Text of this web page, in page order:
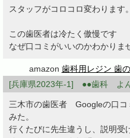
スタッフがコロコロ変わります。
この歯医者は冷たく傲慢です
なぜ口コミがいいのかわかりま
amazon 歯科用レジン 歯
[兵庫県2023年-1] ●●歯科 よ
三木市の歯医者 Googleの口コ
みた。
行くたびに先生違うし、説明